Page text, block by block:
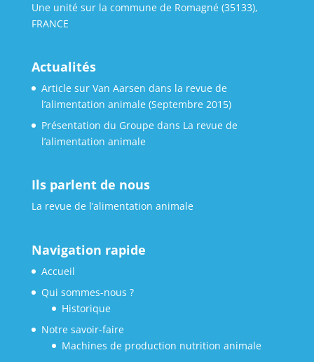
Une unité sur la commune de Romagné (35133),
FRANCE
Actualités
Article sur Van Aarsen dans la revue de
l’alimentation animale (Septembre 2015)
Présentation du Groupe dans La revue de
l’alimentation animale
Ils parlent de nous
La revue de l’alimentation animale
Navigation rapide
Accueil
Qui sommes-nous ?
Historique
Notre savoir-faire
Machines de production nutrition animale